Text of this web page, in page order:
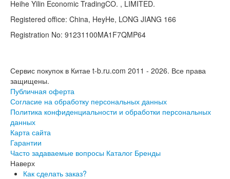
Heihe Yilin Economic TradingCO. , LIMITED.
Registered office: China, HeyHe, LONG JIANG 166
Registration No: 91231100MA1F7QMP64
Сервис покупок в Китае t-b.ru.com 2011 - 2026. Все права
защищены.
Публичная оферта
Согласие на обработку персональных данных
Политика конфиденциальности и обработки персональных
данных
Карта сайта
Гарантии
Часто задаваемые вопросы Каталог Бренды
Наверх
Как сделать заказ?